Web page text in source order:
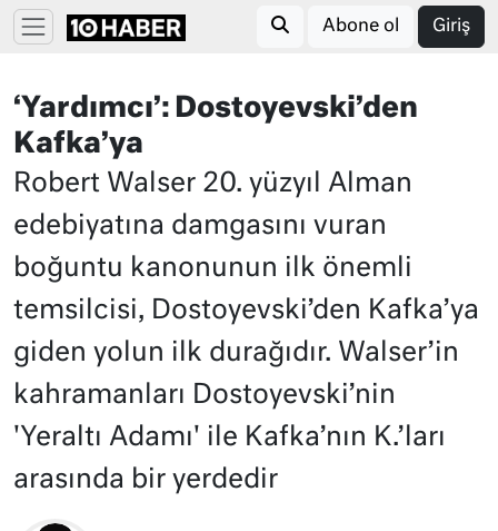
Abone ol Giriş
‘Yardımcı’: Dostoyevski’den
Kafka’ya
Robert Walser 20. yüzyıl Alman
edebiyatına damgasını vuran
boğuntu kanonunun ilk önemli
temsilcisi, Dostoyevski’den Kafka’ya
giden yolun ilk durağıdır. Walser’in
kahramanları Dostoyevski’nin
'Yeraltı Adamı' ile Kafka’nın K.’ları
arasında bir yerdedir